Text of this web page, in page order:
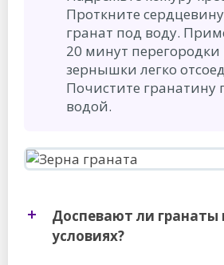
Проткните
гранат под воду.
20 минут перегородки
зернышки легко
Почистите гранатину
водой.
Доспевают ли
условиях?